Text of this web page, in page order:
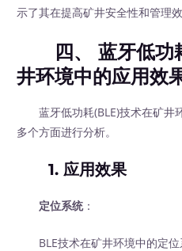
示了其在提高矿井安全性和管理
四、 蓝牙低功
井环境中的应用效果
蓝牙低功耗(BLE)技术在矿井
多个方面进行分析。
1. 应用效果
定位系统：
BLE技术在矿井环境中的定位